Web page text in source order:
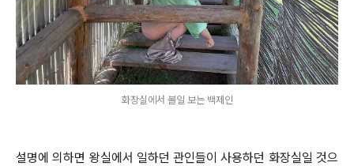
화장실에서 볼일 보는 백제인
설명에 의하면 왕실에서 일하던 관인들이 사용하던 화장실일 것으